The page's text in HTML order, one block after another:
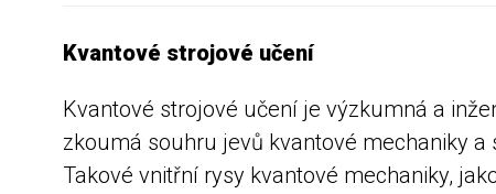
Kvantové strojové učení
Kvantové strojové učení je výzkumná a
zkoumá souhru jevů kvantové mechaniky a
Takové vnitřní rysy kvantové mechaniky,